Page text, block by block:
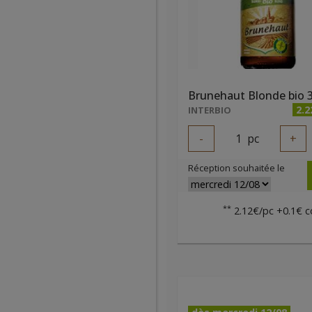
Brunehaut Blonde bio
INTERBIO
- 1 pc +
Réception souhaitée le
** 2.12€/pc +0.1€